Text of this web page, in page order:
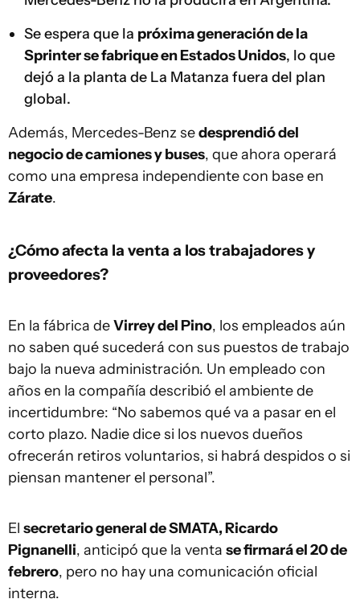
Se espera que la próxima generación de la
Sprinter se fabrique en Estados Unidos, lo que
dejó a la planta de La Matanza fuera del plan
global.
Además, Mercedes-Benz sedesprendió del
negocio de camiones y buses, que ahora operará
como una empresa independiente con base en
Zárate.
¿Cómo afecta la venta a los trabajadores y
proveedores?
En la fábrica deVirrey del Pino, los empleados aún
no saben qué sucederá con sus puestos de trabajo
bajo la nueva administración. Un empleado con
años en la compañía describió el ambiente de
incertidumbre: “No sabemos qué va a pasar en el
corto plazo. Nadie dice si los nuevos dueños
ofrecerán retiros voluntarios, si habrá despidos o si
piensan mantener el personal”.
El secretario general de SMATA, Ricardo
Pignanelli, anticipó que la venta se firmará el 20 de
febrero, pero no hay una comunicación oficial
interna.